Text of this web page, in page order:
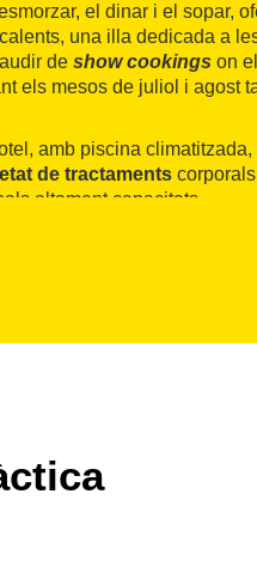
el dinar i el sopar,
una illa dedicada a
de show cookings on
els mesos de juliol i agost
amb piscina climatitzada,
de tractaments
altament capacitats.
bugaderia, wifi gratuït en
poblacions de la Costa